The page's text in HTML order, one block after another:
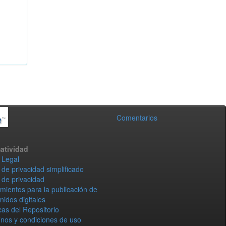
Comentarios
privacidad simplificado
privacidad
para la publicación de
digitales
del Repositorio
y condiciones de uso